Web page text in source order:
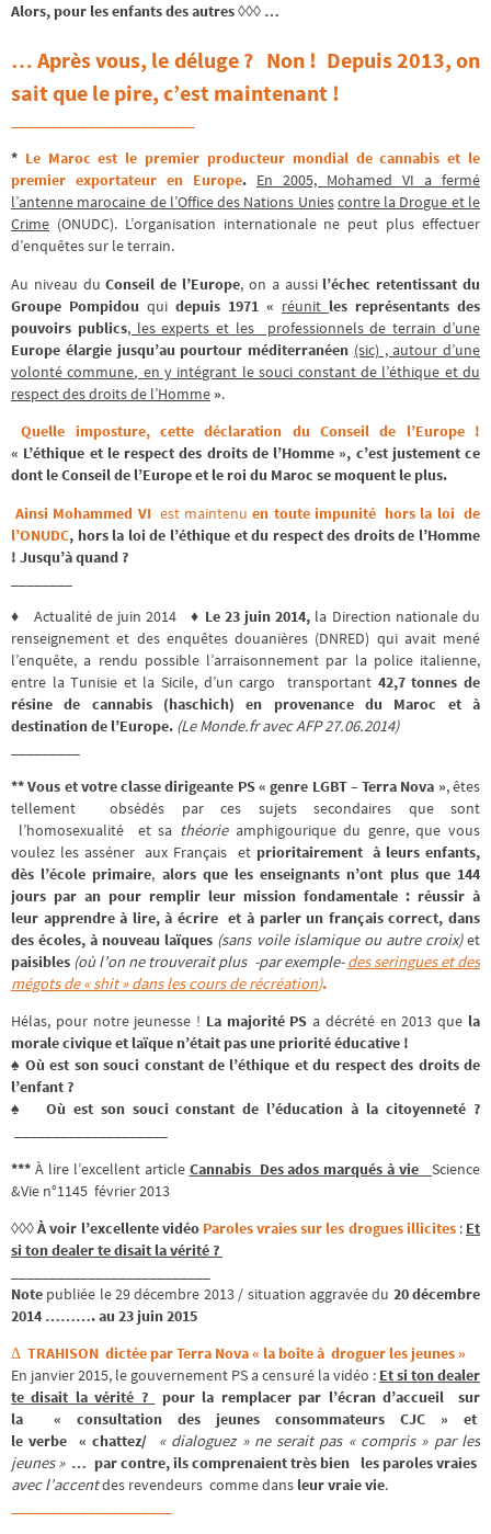
Alors, pour les enfants des autres ◊◊◊ …
… Après vous, le déluge ? Non ! Depuis 2013, on
sait que le pire, c’est maintenant !
* Le Maroc est le premier producteur mondial de cannabis et le
premier exportateur en Europe. En 2005, Mohamed VI a fermé
l’antenne marocaine de l’Office des Nations Uniescontre la Drogue et le
Crime (ONUDC). L’organisation internationale ne peut plus effectuer
d’enquêtes sur le terrain.
Au niveau duConseil de l’Europe, on a aussi l’échec retentissant du
Groupe Pompidou qui depuis 1971 « réunit les représentants des
pouvoirs publics, les experts et les professionnels de terrain d’une
Europe élargie jusqu’au pourtour méditerranéen (sic) , autour d’une
volonté commune, en y intégrant le souci constant de l’éthique et du
respect des droits de l’Homme ».
Quelle imposture, cette déclaration du Conseil de l’Europe !
« L’éthique et le respect des droits de l’Homme », c’est justement ce
dont le Conseil de l’Europe et le roi du Maroc se moquent le plus.
Ainsi Mohammed VIest maintenuen toute impunité hors la loi de
l’ONUDC, hors la loi de l’éthique et du respect des droits de l’Homme
! Jusqu’à quand ?
♦ Actualité de juin 2014 ♦ Le 23 juin 2014, la Direction nationale du
renseignement et des enquêtes douanières (DNRED) qui avait mené
l’enquête, a rendu possible l’arraisonnement par la police italienne,
entre la Tunisie et la Sicile, d’un cargo transportant 42,7 tonnes de
résine de cannabis (haschich) en provenance du Maroc et à
destination de l’Europe. (Le Monde.fr avec AFP 27.06.2014)
**Vous et votre classe dirigeante PS « genre LGBT – Terra Nova », êtes
tellement obsédés par ces sujets secondaires que sont
l’homosexualité et sa théorieamphigourique du genre, que vous
voulez les asséner aux Français et prioritairement à leurs enfants,
dès l’école primaire, alors que les enseignants n’ont plus que 144
jours par an pour remplir leur mission fondamentale : réussir à
leur apprendre à lire, à écrire et à parler un français correct, dans
des écoles, à nouveau laïques (sans voile islamique ou autre croix)et
paisibles (où l’on ne trouverait plus -par exemple-des seringues et des
mégots de « shit » dans les cours de récréation).
Hélas, pour notre jeunesse ! La majorité PS a décrété en 2013 que la
morale civique et laïque n’était pas une priorité éducative !
♠ Où est son souci constant de l’éthique et du respect des droits de
l’enfant ?
♠ Où est son souci constant de l’éducation à la citoyenneté ?
*** À lire l’excellent article Cannabis Des ados marqués à vie
Science
&Vie n°1145 février 2013
◊◊◊ À voir l’excellente vidéo Paroles vraies sur les drogues illicites: Et
si ton dealer te disait la vérité ?
Note publiée le 29 décembre 2013 / situation aggravée du 20 décembre
2014 ………. au 23 juin 2015
Δ TRAHISON dictée par Terra Nova « la boîte à droguer les jeunes »
En janvier 2015, le gouvernement PS a censuré la vidéo : Et si ton dealer
te disait la vérité ?
pour la remplacer par l’écran d’accueil sur
la « consultation des jeunes consommateurs CJC » et
le verbe « chattez/ « dialoguez » ne serait pas « compris » par les
jeunes » … par contre, ils comprenaient très bien les paroles vraies
avec l’accentdes revendeurs comme dans leur vraie vie.